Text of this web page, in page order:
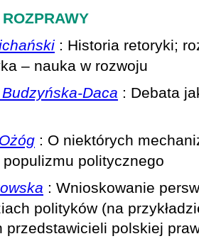
: Historia retoryki;
– nauka w rozwoju
Daca : Debata
: O niektórych
politycznego
: Wnioskowanie
polityków (na
przedstawicieli polskiej